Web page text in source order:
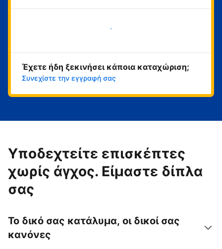
Ξεκινήστε τώρα
Έχετε ήδη ξεκινήσει κάποια καταχώριση;
Συνεχίστε την εγγραφή σας
Υποδεχτείτε επισκέπτες
χωρίς άγχος. Είμαστε δίπλα
σας
Το δικό σας κατάλυμα, οι δικοί σας
κανόνες